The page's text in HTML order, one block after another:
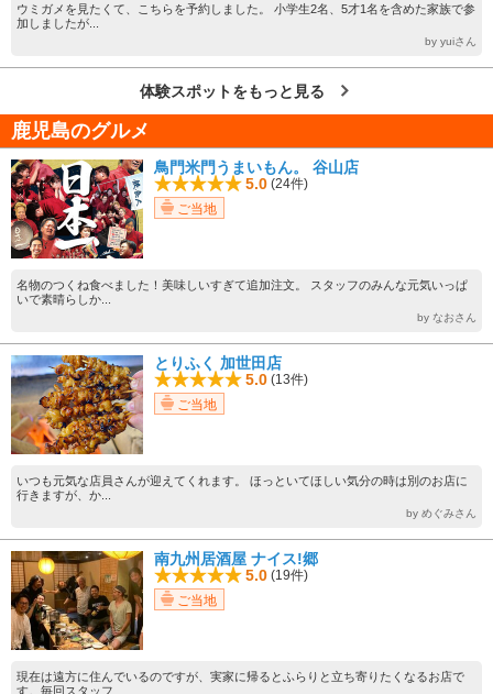
ウミガメを見たくて、こちらを予約しました。 小学生2名、5才1名を含めた家族で参
加しましたが...
by yuiさん
体験スポットをもっと見る
鹿児島のグルメ
鳥門米門うまいもん。 谷山店
5.0 (24件)
ご当地
名物のつくね食べました！美味しいすぎて追加注文。 スタッフのみんな元気いっぱ
いで素晴らしか...
by なおさん
とりふく 加世田店
5.0 (13件)
ご当地
いつも元気な店員さんが迎えてくれます。 ほっといてほしい気分の時は別のお店に
行きますが、か...
by めぐみさん
南九州居酒屋 ナイス!郷
5.0 (19件)
ご当地
現在は遠方に住んでいるのですが、実家に帰るとふらりと立ち寄りたくなるお店で
す。毎回スタッフ...